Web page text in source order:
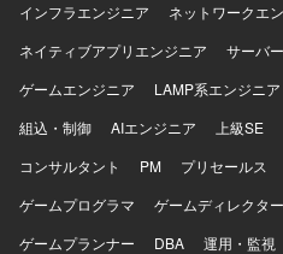
ームは約6名の体制です。プロ
Google Workspace、
Notion、JIRA、Github、コミ
Miro、デザインにFigma、デー
インフラエンジニア
ネットワークエ
ネイティブアプリエンジニア
サーバ
ゲームエンジニア
LAMP系エンジニア
組込・制御
AIエンジニア 上級SE
コンサルタント
PM プリセールス
ゲームプログラマ
ゲームディレクター
ゲームプランナー
DBA 運用・監視